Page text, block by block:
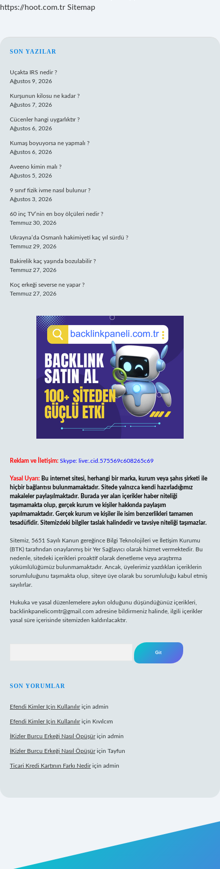
https://hoot.com.tr Sitemap
SIDEBAR
SON YAZILAR
Uçakta IRS nedir ?
Ağustos 9, 2026
Kurşunun kilosu ne kadar ?
Ağustos 7, 2026
Cücenler hangi uygarlıktır ?
Ağustos 6, 2026
Kumaş boyuyorsa ne yapmalı ?
Ağustos 6, 2026
Aveeno kimin malı ?
Ağustos 5, 2026
9 sınıf fizik ivme nasıl bulunur ?
Ağustos 3, 2026
60 inç TV’nin en boy ölçüleri nedir ?
Temmuz 30, 2026
Ukrayna’da Osmanlı hakimiyeti kaç yıl sürdü ?
Temmuz 29, 2026
Bakirelik kaç yaşında bozulabilir ?
Temmuz 27, 2026
Koç erkeği severse ne yapar ?
Temmuz 27, 2026
Reklam ve İletişim: Skype: live:.cid.575569c608265c69
Yasal Uyarı: Bu internet sitesi, herhangi bir marka, kurum veya şahıs şirketi ile
hiçbir bağlantısı bulunmamaktadır. Sitede yalnızca kendi hazırladığımız
makaleler paylaşılmaktadır. Burada yer alan içerikler haber niteliği
taşımamakta olup, gerçek kurum ve kişiler hakkında paylaşım
yapılmamaktadır. Gerçek kurum ve kişiler ile isim benzerlikleri tamamen
tesadüfidir. Sitemizdeki bilgiler taslak halindedir ve tavsiye niteliği taşımazlar.
Sitemiz, 5651 Sayılı Kanun gereğince Bilgi Teknolojileri ve İletişim Kurumu
(BTK) tarafından onaylanmış bir Yer Sağlayıcı olarak hizmet vermektedir. Bu
nedenle, sitedeki içerikleri proaktif olarak denetleme veya araştırma
yükümlülüğümüz bulunmamaktadır. Ancak, üyelerimiz yazdıkları içeriklerin
sorumluluğunu taşımakta olup, siteye üye olarak bu sorumluluğu kabul etmiş
sayılırlar.
Hukuka ve yasal düzenlemelere aykırı olduğunu düşündüğünüz içerikleri,
backlinkpanelicomtr@gmail.com adresine bildirmeniz halinde, ilgili içerikler
yasal süre içerisinde sitemizden kaldırılacaktır.
SON YORUMLAR
Efendi Kimler Için Kullanılıriçin admin
Efendi Kimler Için Kullanılıriçin Kıvılcım
İKizler Burcu Erkeği Nasıl Öpüşüriçin admin
İKizler Burcu Erkeği Nasıl Öpüşüriçin Tayfun
Ticari Kredi Kartının Farkı Nediriçin admin